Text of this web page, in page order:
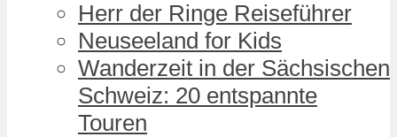
Herr der Ringe Reiseführer
Neuseeland for Kids
Wanderzeit in der Sächsischen
Schweiz: 20 entspannte
Touren